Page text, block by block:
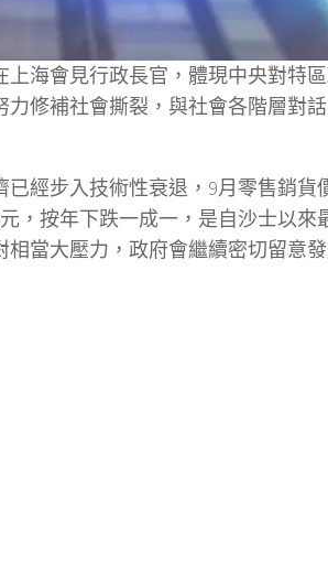
海會見行政長官，體現中央對特
修補社會撕裂，與社會各階層對
經步入技術性衰退，9月零售銷貨
，按年下跌一成一，是自沙士以
當大壓力，政府會繼續密切留意發